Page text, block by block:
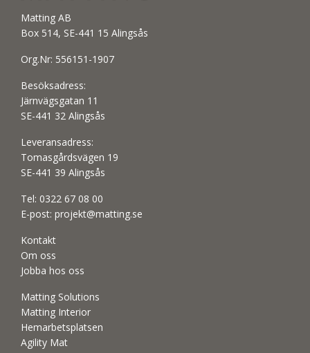
Matting AB
Box 514, SE-441 15 Alingsås
Org.Nr: 556151-1907
Besöksadress:
Järnvägsgatan 11
SE-441 32 Alingsås
Leveransadress:
Tomasgårdsvägen 19
SE-441 39 Alingsås
Tel: 0322 67 08 00
E-post: projekt@matting.se
Kontakt
Om oss
Jobba hos oss
Matting Solutions
Matting Interior
Hemarbetsplatsen
Agility Mat